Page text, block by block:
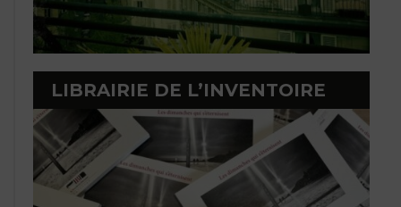
LIBRAIRIE DE L’INVENTOIRE